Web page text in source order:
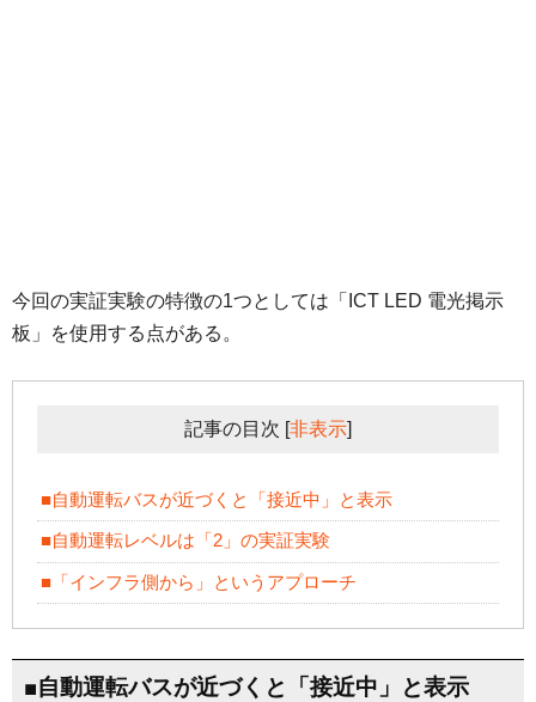
今回の実証実験の特徴の1つとしては「ICT LED 電光掲示
板」を使用する点がある。
記事の目次 [非表示]
■自動運転バスが近づくと「接近中」と表示
■自動運転レベルは「2」の実証実験
■「インフラ側から」というアプローチ
■自動運転バスが近づくと「接近中」と表示